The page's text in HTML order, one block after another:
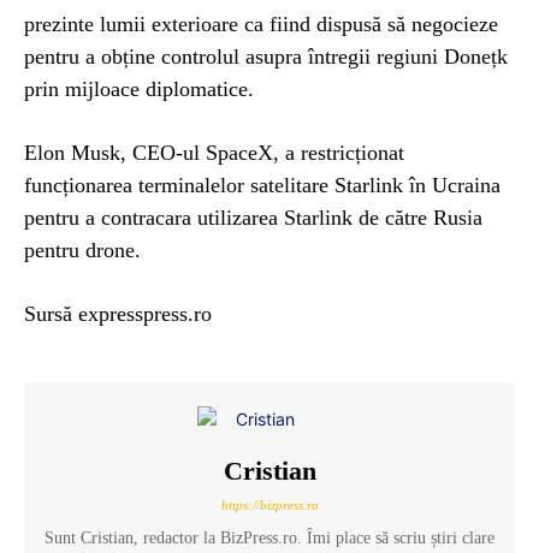
prezinte lumii exterioare ca fiind dispusă să negocieze
pentru a obține controlul asupra întregii regiuni Donețk
prin mijloace diplomatice.
Elon Musk, CEO-ul SpaceX, a restricționat
funcționarea terminalelor satelitare Starlink în Ucraina
pentru a contracara utilizarea Starlink de către Rusia
pentru drone.
Sursă expresspress.ro
Cristian
https://bizpress.ro
Sunt Cristian, redactor la BizPress.ro. Îmi place să scriu știri clare